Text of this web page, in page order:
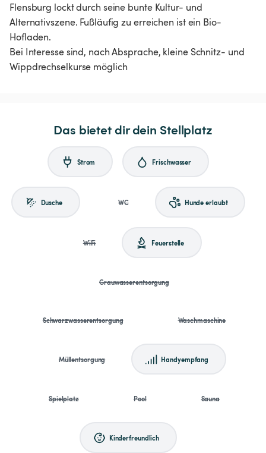
Flensburg lockt durch seine bunte Kultur- und
Alternativszene. Fußläufig zu erreichen ist ein Bio-
Hofladen.
Bei Interesse sind, nach Absprache, kleine Schnitz- und
Wippdrechselkurse möglich
Das bietet dir dein Stellplatz
Strom Frischwasser
Dusche WC Hunde erlaubt
WiFi Feuerstelle
Grauwasserentsorgung
Schwarzwasserentsorgung Waschmaschine
Müllentsorgung Handyempfang
Spielplatz Pool Sauna
Kinderfreundlich